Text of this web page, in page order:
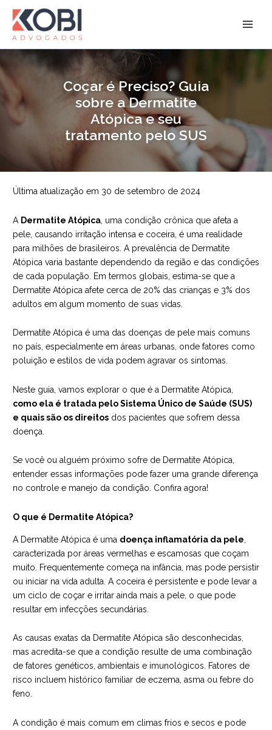
para
conteúdo
Coçar é Preciso? Guia
sobre a Dermatite
Atópica e seu
tratamento pelo SUS
Última atualização em 30 de setembro de 2024
A Dermatite Atópica , uma condição crônica que afeta a
pele, causando irritação intensa e coceira, é uma realidade
para milhões de brasileiros. A prevalência de Dermatite
Atópica varia bastante dependendo da região e das condições
de cada população. Em termos globais, estima-se que a
Dermatite Atópica afete cerca de 20% das crianças e 3% dos
adultos em algum momento de suas vidas.
Dermatite Atópica é uma das doenças de pele mais comuns
no país, especialmente em áreas urbanas, onde fatores como
poluição e estilos de vida podem agravar os sintomas.
Neste guia, vamos explorar o que é a Dermatite Atópica,
como ela é tratada pelo Sistema Único de Saúde (SUS)
e quais são os direitos dos pacientes que sofrem dessa
doença.
Se você ou alguém próximo sofre de Dermatite Atópica,
entender essas informações pode fazer uma grande diferença
no controle e manejo da condição. Confira agora!
O que é Dermatite Atópica?
A Dermatite Atópica é uma doença inflamatória da pele
caracterizada por áreas vermelhas e escamosas que coçam
muito. Frequentemente começa na infância, mas pode persistir
ou iniciar na vida adulta. A coceira é persistente e pode levar a
um ciclo de coçar e irritar ainda mais a pele, o que pode
resultar em infecções secundárias.
As causas exatas da Dermatite Atópica são desconhecidas,
mas acredita-se que a condição resulte de uma combinação
de fatores genéticos, ambientais e imunológicos. Fatores de
risco incluem histórico familiar de eczema, asma ou febre do
feno.
A condição é mais comum em climas frios e secos e pode